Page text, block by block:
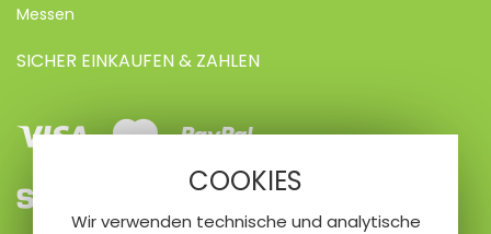
COOKIES
Wir verwenden technische und analytische
Messen
SICHER EINKAUFEN & ZAHLEN
VisaMastercard
Paypal
VorkasseKreditkarte